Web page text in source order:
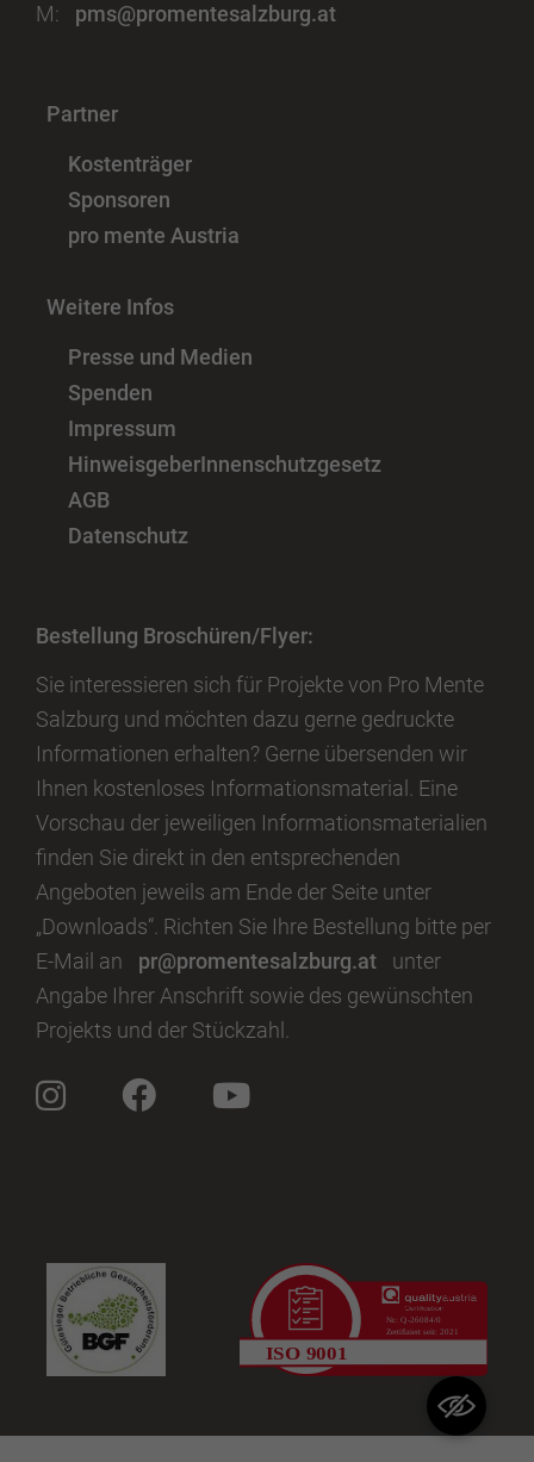
M:
pms@promentesalzburg.at
Partner
Kostenträger
Sponsoren
pro mente Austria
Weitere Infos
Presse und Medien
Spenden
Impressum
HinweisgeberInnenschutzgesetz
AGB
Datenschutz
Bestellung Broschüren/Flyer:
Sie interessieren sich für Projekte von Pro Mente
Salzburg und möchten dazu gerne gedruckte
Informationen erhalten? Gerne übersenden wir
Ihnen kostenloses Informationsmaterial. Eine
Vorschau der jeweiligen Informationsmaterialien
finden Sie direkt in den entsprechenden
Angeboten jeweils am Ende der Seite unter
„Downloads“. Richten Sie Ihre Bestellung bitte per
E-Mail an
pr@promentesalzburg.at
unter
Angabe Ihrer Anschrift sowie des gewünschten
Projekts und der Stückzahl.